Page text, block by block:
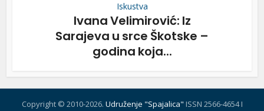
Iskustva
Ivana Velimirović: Iz
Sarajeva u srce Škotske –
godina koja...
Copyright © 2010-2026. Udruženje "Spajalica" ISSN 2566-4654 I